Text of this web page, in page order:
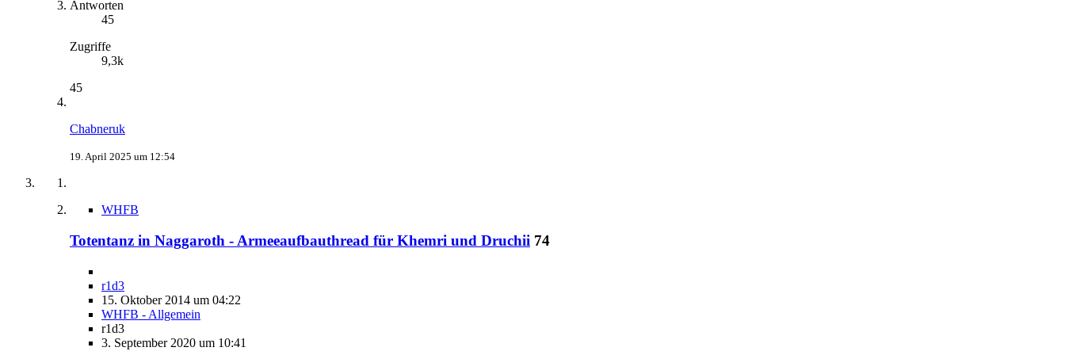
Antworten
45
Zugriffe
9,3k
45
Chabneruk
19. April 2025 um 12:54
WHFB
Totentanz in Naggaroth - Armeeaufbauthread für Khemri und Druchii 74
r1d3
15. Oktober 2014 um 04:22
WHFB - Allgemein
r1d3
3. September 2020 um 10:41